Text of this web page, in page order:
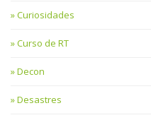
Curiosidades
Curso de RT
Decon
Desastres